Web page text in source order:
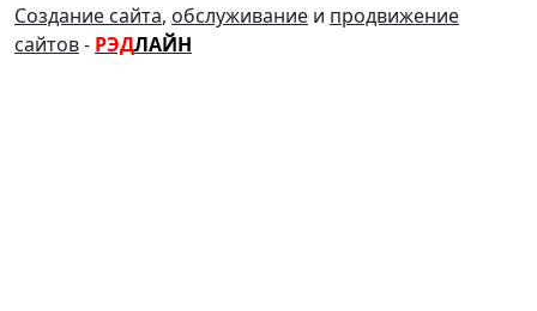
Создание сайта, обслуживание и продвижение
сайтов- РЭДЛАЙН